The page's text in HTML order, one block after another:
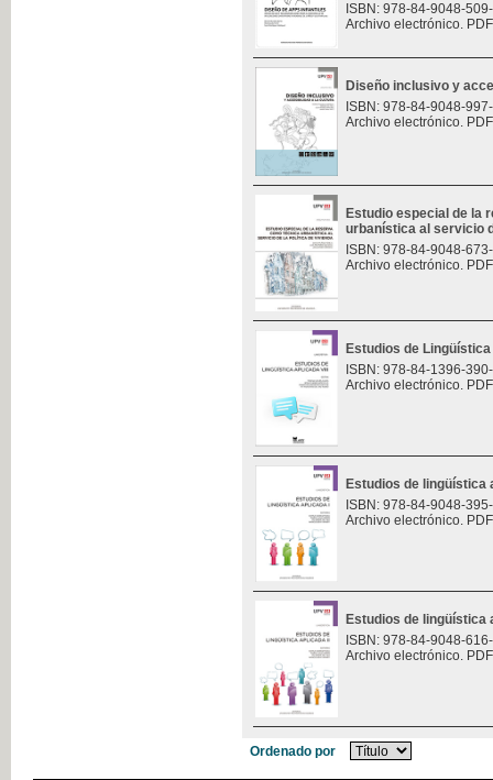
ISBN: 978-84-9048-
Archivo electrónico.
Diseño inclusivo y
ISBN: 978-84-9048-
Archivo electrónico.
Estudio especial de la
urbanística al servicio
ISBN: 978-84-9048-
Archivo electrónico.
Estudios de
ISBN: 978-84-1396-
Archivo electrónico.
Estudios de lingüística
ISBN: 978-84-9048-
Archivo electrónico.
Estudios de lingüística
ISBN: 978-84-9048-
Archivo electrónico.
Ordenado por